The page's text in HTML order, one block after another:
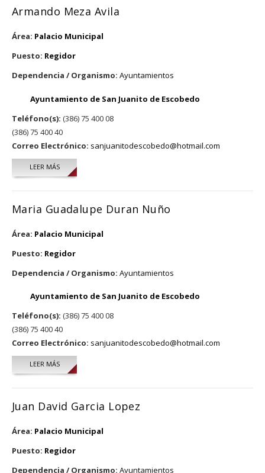
Armando Meza Avila
Área: Palacio Municipal
Puesto: Regidor
Dependencia / Organismo: Ayuntamientos
Ayuntamiento de San Juanito de Escobedo
Teléfono(s): (386) 75 400 08
(386) 75 400 40
Correo Electrónico: sanjuanitodescobedo@hotmail.com
LEER MÁSSOBRE ARMANDO MEZA AVILA
Maria Guadalupe Duran Nuño
Área: Palacio Municipal
Puesto: Regidor
Dependencia / Organismo: Ayuntamientos
Ayuntamiento de San Juanito de Escobedo
Teléfono(s): (386) 75 400 08
(386) 75 400 40
Correo Electrónico: sanjuanitodescobedo@hotmail.com
LEER MÁSSOBRE MARIA GUADALUPE DURAN NUÑO
Juan David Garcia Lopez
Área: Palacio Municipal
Puesto: Regidor
Dependencia / Organismo: Ayuntamientos